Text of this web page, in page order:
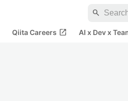
search
Qiita Careers open_in_new AI x Dev x